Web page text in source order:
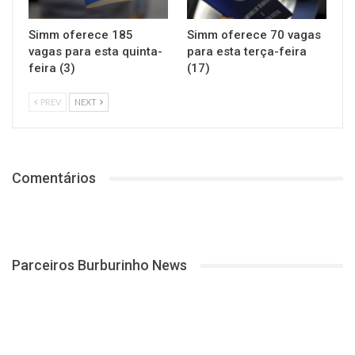
Simm oferece 185
vagas para esta quinta-
feira (3)
Simm oferece 70 vagas
para esta terça-feira
(17)
PREV NEXT
Comentários
Parceiros Burburinho News